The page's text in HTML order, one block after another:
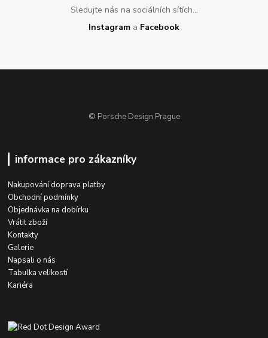
Sledujte nás na sociálních sítích...
Instagram a Facebook
© Porsche Design Prague
informace pro zákazníky
Nakupování doprava platby
Obchodní podmínky
Objednávka na dobírku
Vrátit zboží
Kontakty
Galerie
Napsali o nás
Tabulka velikostí
Kariéra